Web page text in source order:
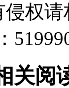
权
关阅